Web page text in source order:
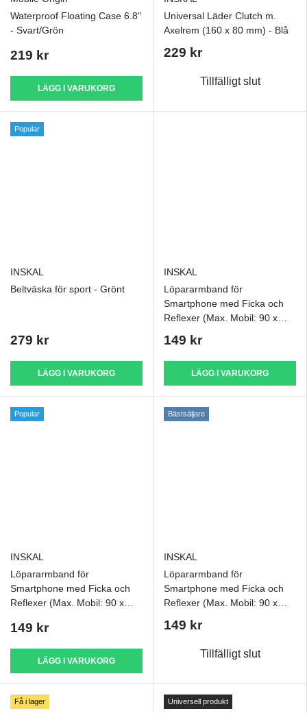
Waterproof Floating Case 6.8"
- Svart/Grön
219 kr
LÄGG I VARUKORG
Universal Läder Clutch m.
Axelrem (160 x 80 mm) - Blå
229 kr
Tillfälligt slut
Popular
INSKAL
Beltväska för sport - Grönt
279 kr
LÄGG I VARUKORG
INSKAL
Löpararmband för
Smartphone med Ficka och
Reflexer (Max. Mobil: 90 x
149 kr
LÄGG I VARUKORG
Popular
INSKAL
Löpararmband för
Smartphone med Ficka och
Reflexer (Max. Mobil: 90 x
149 kr
LÄGG I VARUKORG
Bästsäljare
INSKAL
Löpararmband för
Smartphone med Ficka och
Reflexer (Max. Mobil: 90 x
149 kr
Tillfälligt slut
Få i lager Universell produkt